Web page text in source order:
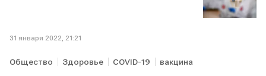
31 января 2022, 21:21
Общество Здоровье COVID-19 вакцина